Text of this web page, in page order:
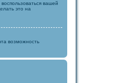
вашей
это на
возможность